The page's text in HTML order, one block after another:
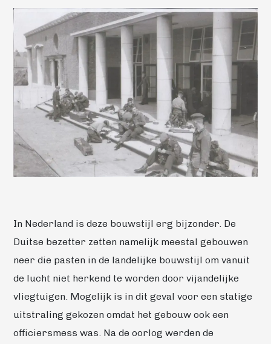
In Nederland is deze bouwstijl erg bijzonder. De
Duitse bezetter zetten namelijk meestal gebouwen
neer die pasten in de landelijke bouwstijl om vanuit
de lucht niet herkend te worden door vijandelijke
vliegtuigen. Mogelijk is in dit geval voor een statige
uitstraling gekozen omdat het gebouw ook een
officiersmess was. Na de oorlog werden de